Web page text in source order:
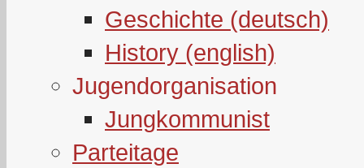
Geschichte (deutsch)
History (english)
Jugendorganisation
Jungkommunist
Parteitage